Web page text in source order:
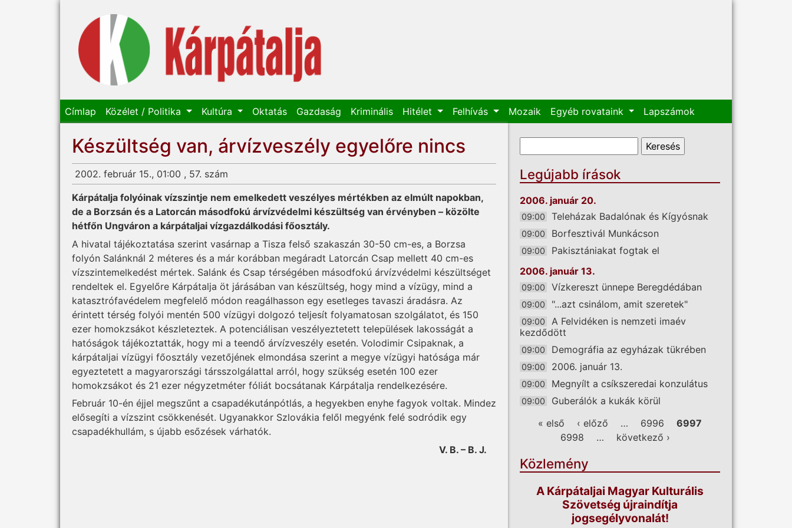
Címlap Közélet / Politika Kultúra Oktatás Gazdaság Kriminális Hitélet Felhívás Mozaik Egyéb rovataink Lapszámok
Készültség van, árvízveszély egyelőre nincs
2002. február 15., 01:00 , 57. szám
Kárpátalja folyóinak vízszintje nem emelkedett veszélyes mértékben az elmúlt napokban,
de a Borzsán és a Latorcán másodfokú árvízvédelmi készültség van érvényben – közölte
hétfőn Ungváron a kárpátaljai vízgazdálkodási főosztály.
A hivatal tájékoztatása szerint vasárnap a Tisza felső szakaszán 30-50 cm-es, a Borzsa
folyón Salánknál 2 méteres és a már korábban megáradt Latorcán Csap mellett 40 cm-es
vízszintemelkedést mértek. Salánk és Csap térségében másodfokú árvízvédelmi készültséget
rendeltek el. Egyelőre Kárpátalja öt járásában van készültség, hogy mind a vízügy, mind a
katasztrófavédelem megfelelő módon reagálhasson egy esetleges tavaszi áradásra. Az
érintett térség folyói mentén 500 vízügyi dolgozó teljesít folyamatosan szolgálatot, és 150
ezer homokzsákot készleteztek. A potenciálisan veszélyeztetett települések lakosságát a
hatóságok tájékoztatták, hogy mi a teendő árvízveszély esetén. Volodimir Csipaknak, a
kárpátaljai vízügyi főosztály vezetőjének elmondása szerint a megye vízügyi hatósága már
egyeztetett a magyarországi társszolgálattal arról, hogy szükség esetén 100 ezer
homokzsákot és 21 ezer négyzetméter fóliát bocsátanak Kárpátalja rendelkezésére.
Február 10-én éjjel megszűnt a csapadékutánpótlás, a hegyekben enyhe fagyok voltak. Mindez
elősegíti a vízszint csökkenését. Ugyanakkor Szlovákia felől megyénk felé sodródik egy
csapadékhullám, s újabb esőzések várhatók.
V. B. – B. J.
Keresés űrlap
Legújabb írások
2006. január 20.
09:00 Teleházak Badalónak és Kígyósnak
09:00 Borfesztivál Munkácson
09:00
Pakisztániakat fogtak el
2006. január 13.
09:00 Vízkereszt ünnepe Beregdédában
09:00 "...azt csinálom, amit szeretek"
09:00
A Felvidéken is nemzeti imaév
kezdődött
09:00 Demográfia az egyházak tükrében
09:00 2006. január 13.
09:00 Megnyílt a csíkszeredai konzulátus
09:00 Guberálók a kukák körül
Oldalak
« első ‹ előző … 6996
6997
6998
… következő ›
Közlemény
A Kárpátaljai Magyar Kulturális
Szövetség újraindítja
jogsegélyvonalát!